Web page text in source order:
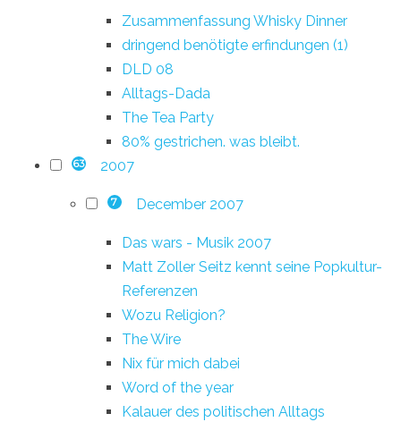
Zusammenfassung Whisky Dinner
dringend benötigte erfindungen (1)
DLD 08
Alltags-Dada
The Tea Party
80% gestrichen. was bleibt.
63 2007
7 December 2007
Das wars - Musik 2007
Matt Zoller Seitz kennt seine Popkultur-
Referenzen
Wozu Religion?
The Wire
Nix für mich dabei
Word of the year
Kalauer des politischen Alltags